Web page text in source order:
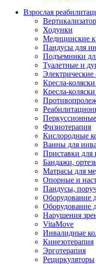
Взрослая
Ходунки
Медицинские
Пандусы для
Подъемники
Туалетные и
Электрические
Кресла-
Кресла-
Физиотерапия
Кислородные
Ванны для
Приставки для
Бандажи,
Матрасы для
Опорные и
Пандусы,
Оборудование
Оборудование
Нарушения
VitaMove
Инвалидные
Кинезотерапия
Эрготерапия
Рециркуляторы